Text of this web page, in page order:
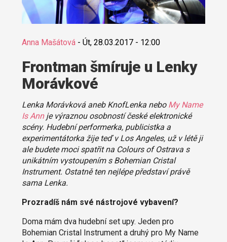
Anna Mašátová- Út, 28.03.2017 - 12:00
Frontman šmíruje u Lenky
Morávkové
Lenka Morávková aneb KnofLenka nebo My Name
Is Annje výraznou osobností české elektronické
scény. Hudební performerka, publicistka a
experimentátorka žije teď v Los Angeles, už v létě ji
ale budete moci spatřit na Colours of Ostrava s
unikátním vystoupením s Bohemian Cristal
Instrument. Ostatně ten nejlépe představí právě
sama Lenka.
Prozradíš nám své nástrojové vybavení?
Doma mám dva hudební set upy. Jeden pro
Bohemian Cristal Instrument a druhý pro My Name